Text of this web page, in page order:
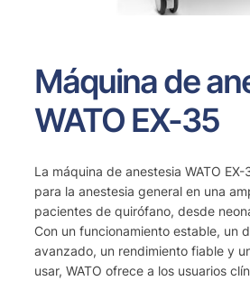
Máquina de
WATO EX-35
La máquina de anestesia WATO
para la anestesia general en una
pacientes de quirófano, desde
Con un funcionamiento estable, un
avanzado, un rendimiento fiable y
usar, WATO ofrece a los usuarios